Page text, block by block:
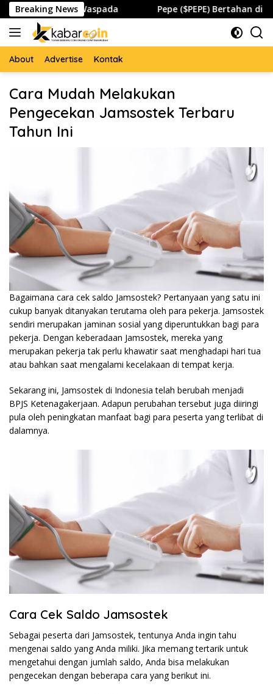
Skip
to
content
Breaking News
dan Global Waspada Pepe ($PEPE) Bertahan di
About Advertise Kontak
Cara Mudah Melakukan
Pengecekan Jamsostek Terbaru
Tahun Ini
Bagaimana cara cek saldo Jamsostek? Pertanyaan yang satu ini
cukup banyak ditanyakan terutama oleh para pekerja. Jamsostek
sendiri merupakan jaminan sosial yang diperuntukkan bagi para
pekerja. Dengan keberadaan Jamsostek, mereka yang
merupakan pekerja tak perlu khawatir saat menghadapi hari tua
atau bahkan saat mengalami kecelakaan di tempat kerja.
Sekarang ini, Jamsostek di Indonesia telah berubah menjadi
BPJS Ketenagakerjaan. Adapun perubahan tersebut juga diiringi
pula oleh peningkatan manfaat bagi para peserta yang terlibat di
dalamnya.
Cara Cek Saldo Jamsostek
Sebagai peserta dari Jamsostek, tentunya Anda ingin tahu
mengenai saldo yang Anda miliki. Jika memang tertarik untuk
mengetahui dengan jumlah saldo, Anda bisa melakukan
pengecekan dengan beberapa cara yang berikut ini.